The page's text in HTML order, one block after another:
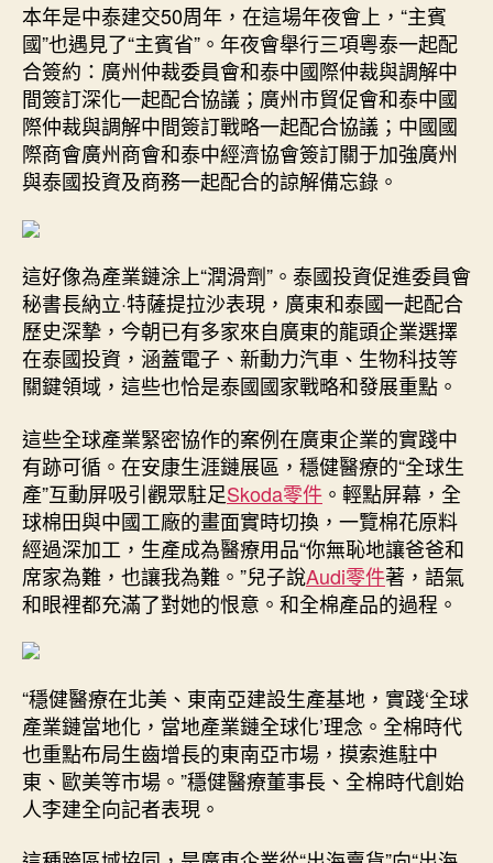
本年是中泰建交50周年，在這場年夜會上，“主賓
國”也遇見了“主賓省”。年夜會舉行三項粵泰一起配
合簽約：廣州仲裁委員會和泰中國際仲裁與調解中
間簽訂深化一起配合協議；廣州市貿促會和泰中國
際仲裁與調解中間簽訂戰略一起配合協議；中國國
際商會廣州商會和泰中經濟協會簽訂關于加強廣州
與泰國投資及商務一起配合的諒解備忘錄。
這好像為產業鏈涂上“潤滑劑”。泰國投資促進委員會
秘書長納立·特薩提拉沙表現，廣東和泰國一起配合
歷史深摯，今朝已有多家來自廣東的龍頭企業選擇
在泰國投資，涵蓋電子、新動力汽車、生物科技等
關鍵領域，這些也恰是泰國國家戰略和發展重點。
這些全球產業緊密協作的案例在廣東企業的實踐中
有跡可循。在安康生涯鏈展區，穩健醫療的“全球生
產”互動屏吸引觀眾駐足Skoda零件 。輕點屏幕，全
球棉田與中國工廠的畫面實時切換，一覽棉花原料
經過深加工，生產成為醫療用品“你無恥地讓爸爸和
席家為難，也讓我為難。”兒子說Audi零件著，語氣
和眼裡都充滿了對她的恨意。和全棉產品的過程。
“穩健醫療在北美、東南亞建設生產基地，實踐‘全球
產業鏈當地化，當地產業鏈全球化’理念。全棉時代
也重點布局生齒增長的東南亞市場，摸索進駐中
東、歐美等市場。”穩健醫療董事長、全棉時代創始
人李建全向記者表現。